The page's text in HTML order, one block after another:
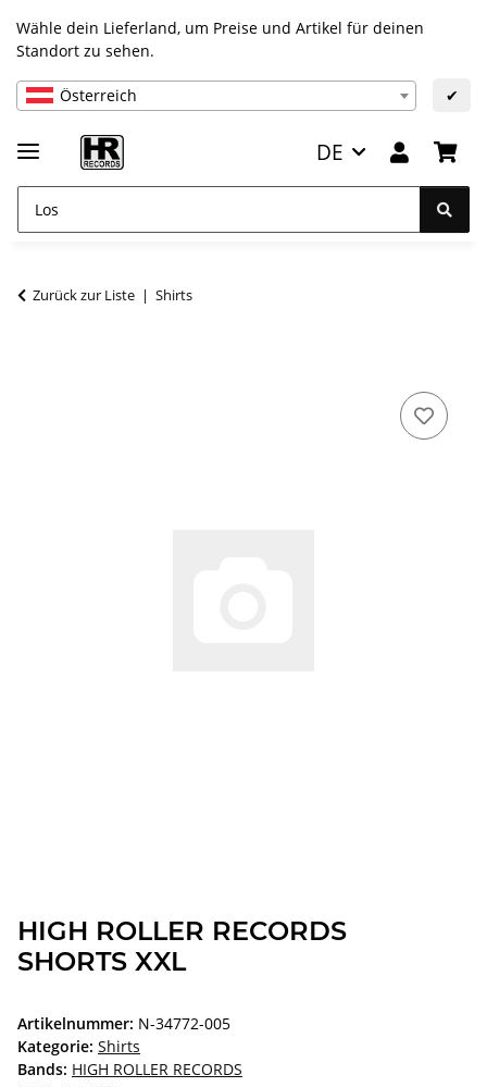
Wähle dein Lieferland, um Preise und Artikel für deinen
Standort zu sehen.
Österreich ✔
DE
Zurück zur Liste Shirts
HIGH ROLLER RECORDS
SHORTS XXL
Artikelnummer: N-34772-005
Kategorie: Shirts
Bands: HIGH ROLLER RECORDS